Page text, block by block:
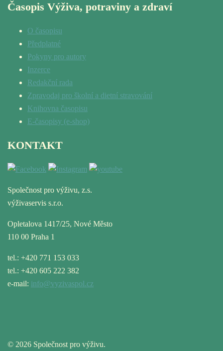
Časopis Výživa, potraviny a zdraví
O časopisu
Předplatné
Pokyny pro autory
Inzerce
Redakční rada
Zpravodaj pro školní a dietní stravování
Knihovna časopisu
E-časopisy (e-shop)
KONTAKT
Společnost pro výživu, z.s.
výživaservis s.r.o.
Opletalova 1417/25, Nové Město
110 00 Praha 1
tel.: +420 771 153 033
tel.: +420 605 222 382
e-mail: info@vyzivaspol.cz
© 2026 Společnost pro výživu.